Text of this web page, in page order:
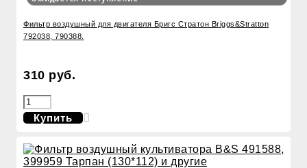
Фильтр воздушный для двигателя Бригс Стратон Briggs&Stratton
792038, 790388.
310 руб.
Купить